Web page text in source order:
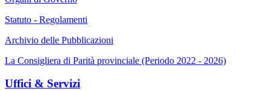
Statuto - Regolamenti
Archivio delle Pubblicazioni
La Consigliera di Parità provinciale (Periodo 2022 - 2026)
Uffici & Servizi